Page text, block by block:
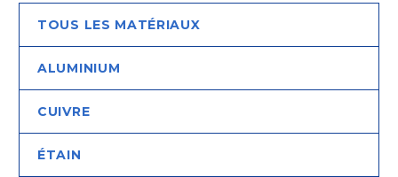
TOUS LES MATÉRIAUX
ALUMINIUM
CUIVRE
ÉTAIN